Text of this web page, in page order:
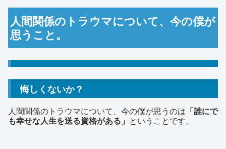
人間関係のトラウマについて、今の僕が
思うこと。
悔しくないか？
人間関係のトラウマについて、今の僕が思うのは 「誰にで
も幸せな人生を送る資格がある」 ということです。